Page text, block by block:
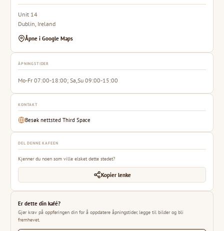
Unit 14
Dublin, Ireland
Åpne i Google Maps
ÅPNINGSTIDER
Mo-Fr 07:00-18:00; Sa,Su 09:00-15:00
KONTAKT
Besøk nettsted Third Space
DEL DENNE KAFEEN
Kjenner du noen som ville elsket dette stedet?
Kopier lenke
Er dette din kafé?
Gjør krav på oppføringen din for å oppdatere åpningstider, legge til bilder og bli
fremhevet.